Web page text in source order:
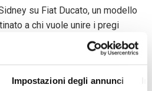
Impostazioni degli annunci
su Fiat Ducato, un modello
a chi vuole unire i pregi
è lungo solo 496 cm, quindi si
e collocabile facilmente
Non è dotato di bagno,